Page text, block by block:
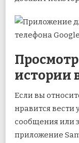
истории
Если вы
нравится вести
сообщения или
приложение